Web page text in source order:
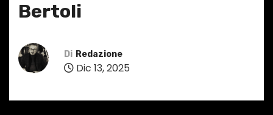
Bertoli
Di Redazione
Dic 13, 2025